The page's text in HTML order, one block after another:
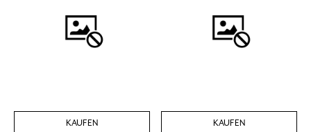
KAUFEN KAUFEN